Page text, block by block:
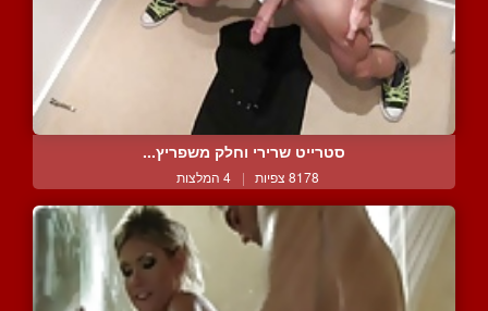
סטרייט שרירי וחלק משפריץ...
8178 צפיות | 4 המלצות